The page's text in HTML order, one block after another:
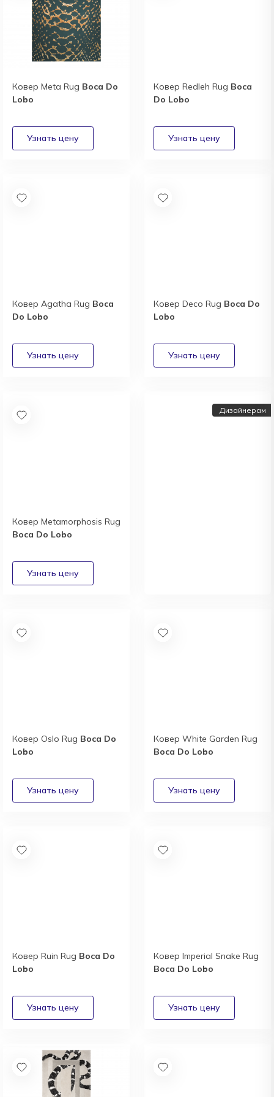
Ковер Meta Rug Boca Do
Lobo
Ковер Redleh Rug Boca
Do Lobo
Ковер Agatha Rug Boca
Do Lobo
Ковер Deco Rug Boca Do
Lobo
Ковер Metamorphosis Rug
Boca Do Lobo
Дизайнерам
Ковер Oslo Rug Boca Do
Lobo
Ковер White Garden Rug
Boca Do Lobo
Ковер Ruin Rug Boca Do
Lobo
Ковер Imperial Snake Rug
Boca Do Lobo